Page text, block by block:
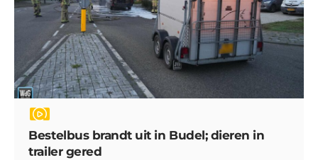
Bestelbus brandt uit in Budel; dieren in
trailer gered